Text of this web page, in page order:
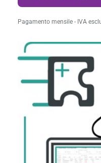
Pagamento mensile - IVA